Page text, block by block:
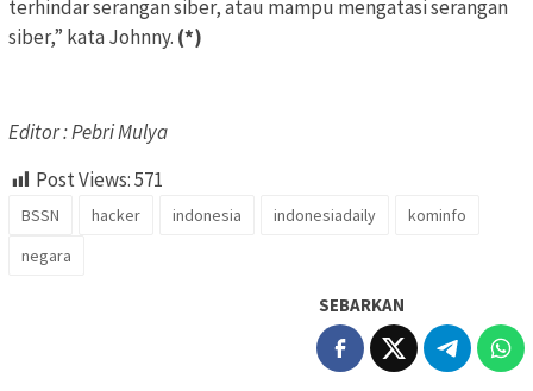
terhindar serangan siber, atau mampu mengatasi serangan
siber,” kata Johnny. (*)
Editor : Pebri Mulya
Post Views:571
BSSN hacker indonesia indonesiadaily
kominfo
negara
SEBARKAN